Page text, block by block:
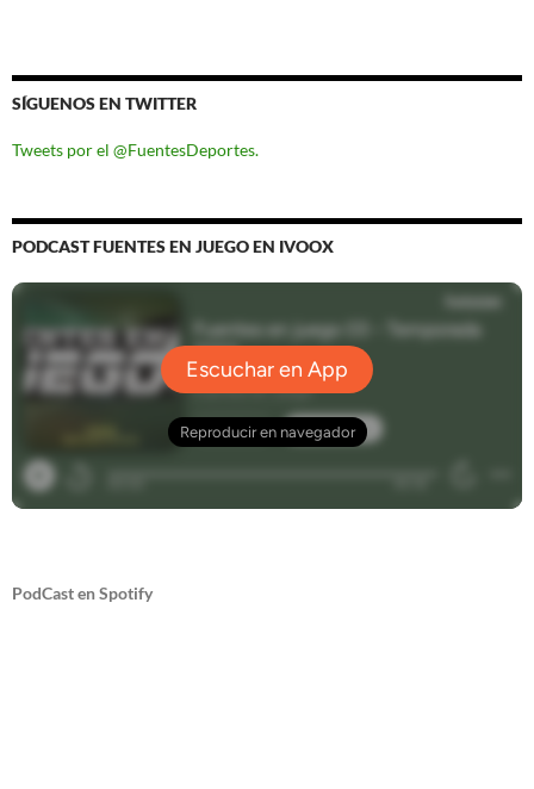
SÍGUENOS EN TWITTER
Tweets por el @FuentesDeportes.
PODCAST FUENTES EN JUEGO EN IVOOX
PodCast en Spotify